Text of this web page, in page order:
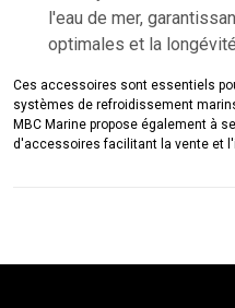
l'eau de mer,
optimales et la
Ces accessoires sont essentiels
systèmes de refroidissement
MBC Marine propose également à
d'accessoires facilitant la vente et